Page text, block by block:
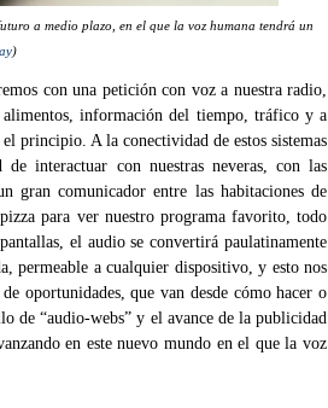
a medio plazo, en el que la voz humana tendrá un
)
con una petición con voz a nuestra radio,
alimentos, información del tiempo, tráfico y a
principio. A la conectividad de estos sistemas
interactuar con nuestras neveras, con las
gran comunicador entre las habitaciones de
para ver nuestro programa favorito, todo
el audio se convertirá paulatinamente
permeable a cualquier dispositivo, y esto nos
oportunidades, que van desde cómo hacer o
de “audio-webs” y el avance de la publicidad
en este nuevo mundo en el que la voz